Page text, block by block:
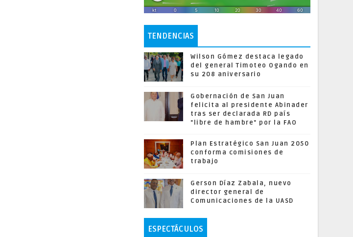
TENDENCIAS
Wilson Gómez destaca legado
del general Timoteo Ogando en
su 208 aniversario
Gobernación de San Juan
felicita al presidente Abinader
tras ser declarada RD país
"libre de hambre" por la FAO
Plan Estratégico San Juan 2050
conforma comisiones de
trabajo
Gerson Díaz Zabala, nuevo
director general de
Comunicaciones de la UASD
ESPECTÁCULOS